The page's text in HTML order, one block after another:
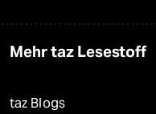
Mehr taz Lesestoff
taz Blogs